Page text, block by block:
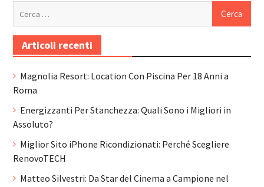
Articoli recenti
Magnolia Resort: Location Con Piscina Per 18 Anni a
Roma
Energizzanti Per Stanchezza: Quali Sono i Migliori in
Assoluto?
Miglior Sito iPhone Ricondizionati: Perché Scegliere
RenovoTECH
Matteo Silvestri: Da Star del Cinema a Campione nel